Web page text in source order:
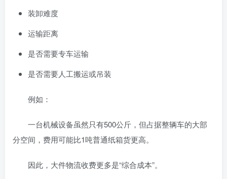
装卸难度
运输距离
是否需要专车运输
是否需要人工搬运或吊装
例如：
一台机械设备虽然只有500公斤，但占据整辆车的大部
分空间，费用可能比1吨普通纸箱货更高。
因此，大件物流收费更多是“综合成本”。